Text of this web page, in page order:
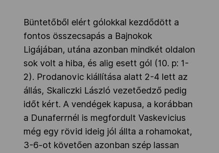
Adatbank
Büntetőből elért gólokkal kezdődött a
fontos összecsapás a Bajnokok
Ligájában, utána azonban mindkét oldalon
sok volt a hiba, és alig esett gól (10. p: 1-
2). Prodanovic kiállítása alatt 2-4 lett az
állás, Skaliczki László vezetőedző pedig
időt kért. A vendégek kapusa, a korábban
a Dunaferrnél is megfordult Vaskevicius
még egy rövid ideig jól állta a rohamokat,
3-6-ot követően azonban szép lassan